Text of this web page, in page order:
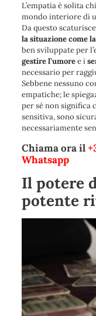
L’empatia è solita
mondo interiore di
Da questo
la situazione come
ben sviluppate per
gestire l’umoree i
necessario per
Sebbene nessuno
empatiche; le
per sé non significa
sensitiva, sono
necessariamente
Chiama ora il
Whatsapp
Il potere
potente